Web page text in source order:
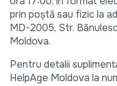
prin poștă sau fizic la
MD-2005, Str.
Moldova.
Pentru detalii
HelpAge Moldova la